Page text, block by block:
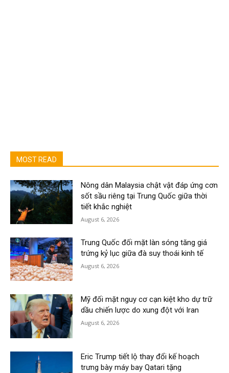
MOST READ
Nông dân Malaysia chật vật đáp ứng cơn
sốt sầu riêng tại Trung Quốc giữa thời
tiết khắc nghiệt
August 6, 2026
Trung Quốc đối mặt làn sóng tăng giá
trứng kỷ lục giữa đà suy thoái kinh tế
August 6, 2026
Mỹ đối mặt nguy cơ cạn kiệt kho dự trữ
dầu chiến lược do xung đột với Iran
August 6, 2026
Eric Trump tiết lộ thay đổi kế hoạch
trưng bày máy bay Qatari tặng